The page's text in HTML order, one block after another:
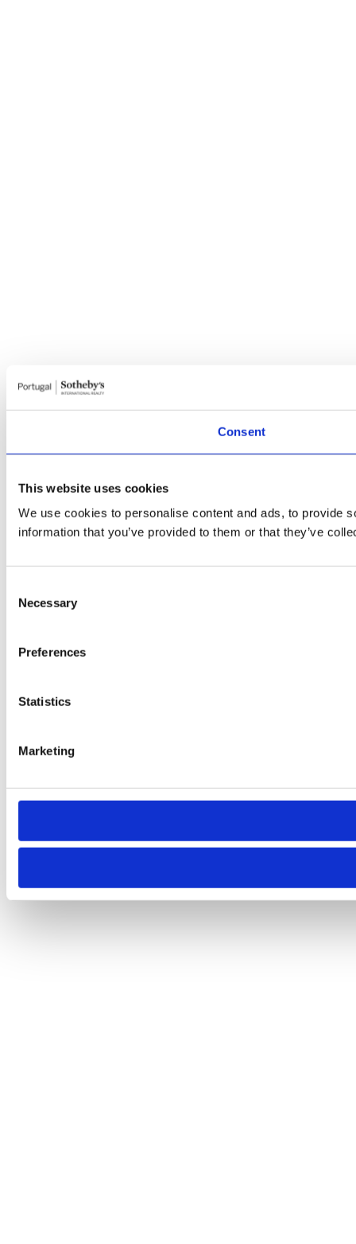
Consent
This website uses cookies
We use cookies to personalise content and ads, to provide
information that you’ve provided to them or that they’ve
Selection
Necessary
Preferences
Statistics
Marketing